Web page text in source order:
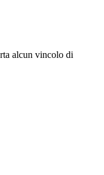
alcun vincolo di